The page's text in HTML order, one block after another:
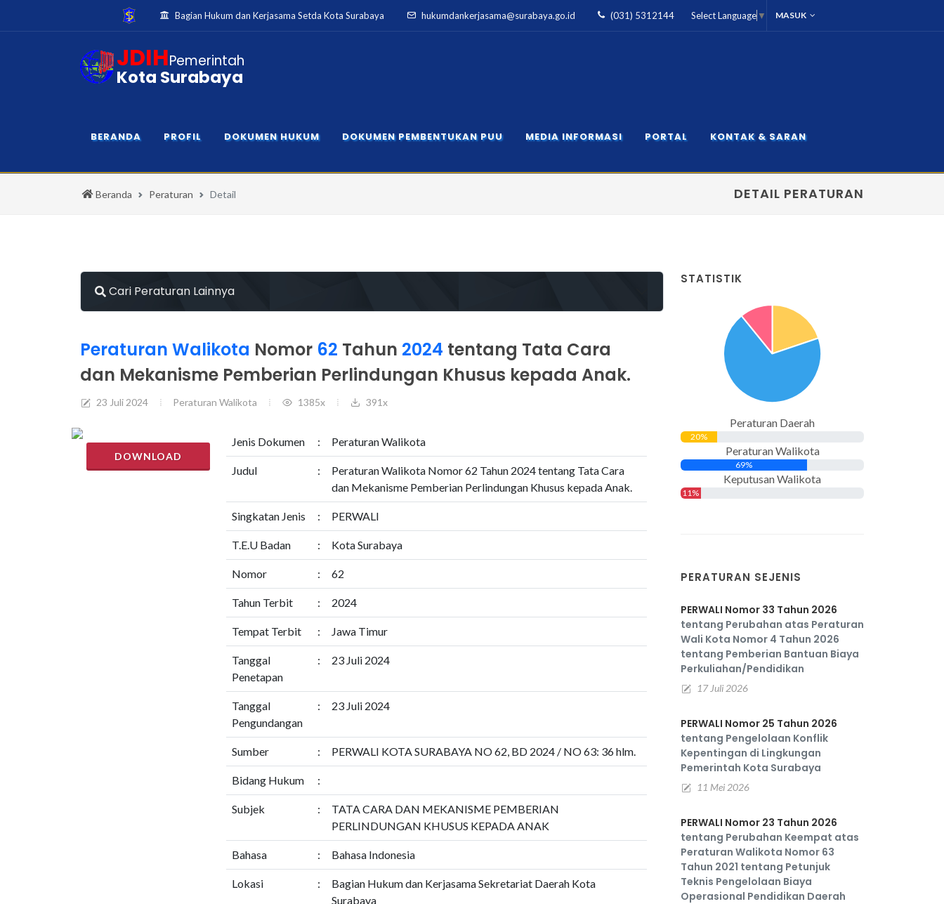
Bagian Hukum dan Kerjasama Setda Kota Surabaya hukumdankerjasama@surabaya.go.id (031) 5312144 Select Language ▼ MASUK
JDIHPemerintah
Kota Surabaya
BERANDA PROFIL DOKUMEN HUKUM DOKUMEN PEMBENTUKAN PUU MEDIA INFORMASI PORTAL KONTAK & SARAN
DETAIL PERATURAN
Beranda Peraturan Detail
Cari Peraturan Lainnya
Peraturan Walikota Nomor 62 Tahun 2024 tentang Tata Cara
dan Mekanisme Pemberian Perlindungan Khusus kepada Anak.
23 Juli 2024 Peraturan Walikota 1385x 391x
DOWNLOAD
Jenis Dokumen : Peraturan Walikota
Judul :
Peraturan Walikota Nomor 62 Tahun 2024 tentang Tata Cara
dan Mekanisme Pemberian Perlindungan Khusus kepada Anak.
Singkatan Jenis : PERWALI
T.E.U Badan : Kota Surabaya
Nomor : 62
Tahun Terbit : 2024
Tempat Terbit : Jawa Timur
Tanggal
Penetapan
: 23 Juli 2024
Tanggal
Pengundangan
: 23 Juli 2024
Sumber : PERWALI KOTA SURABAYA NO 62, BD 2024 / NO 63: 36 hlm.
Bidang Hukum :
Subjek :
TATA CARA DAN MEKANISME PEMBERIAN
PERLINDUNGAN KHUSUS KEPADA ANAK
Bahasa : Bahasa Indonesia
Lokasi :
Bagian Hukum dan Kerjasama Sekretariat Daerah Kota
Surabaya
STATISTIK
Peraturan Daerah
20%
Peraturan Walikota
69%
Keputusan Walikota
11%
PERATURAN SEJENIS
PERWALI Nomor 33 Tahun 2026
tentang Perubahan atas Peraturan
Wali Kota Nomor 4 Tahun 2026
tentang Pemberian Bantuan Biaya
Perkuliahan/Pendidikan
17 Juli 2026
PERWALI Nomor 25 Tahun 2026
tentang Pengelolaan Konflik
Kepentingan di Lingkungan
Pemerintah Kota Surabaya
11 Mei 2026
PERWALI Nomor 23 Tahun 2026
tentang Perubahan Keempat atas
Peraturan Walikota Nomor 63
Tahun 2021 tentang Petunjuk
Teknis Pengelolaan Biaya
Operasional Pendidikan Daerah